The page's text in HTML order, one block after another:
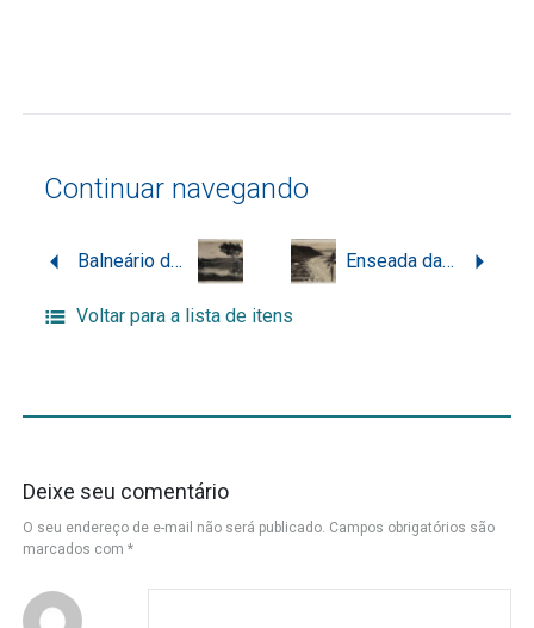
Continuar navegando
Balneário de Cabeçudas em Itajaí Enseada da Praia de Cabeçudas em Itajaí
Voltar para a lista de itens
Deixe seu comentário
O seu endereço de e-mail não será publicado. Campos obrigatórios são
marcados com *